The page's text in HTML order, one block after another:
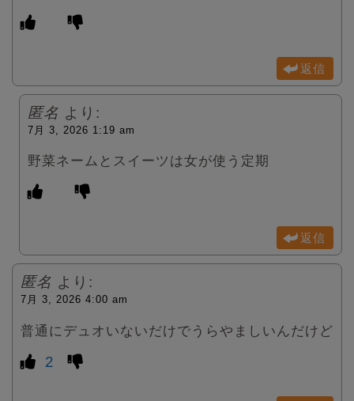
返信
匿名 より:
7月 3, 2026 1:19 am
野菜ネームとスイーツは女が使う定期
返信
匿名 より:
7月 3, 2026 4:00 am
普通にデュオいないだけでうらやましいんだけど
2